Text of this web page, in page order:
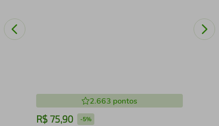
2.663 pontos
R$ 75,90 -5%